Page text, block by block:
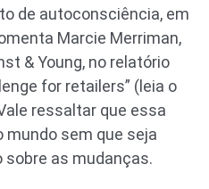
de autoconsciência, em
Marcie Merriman,
& Young, no relatório
for retailers” (leia o
ressaltar que essa
mundo sem que seja
sobre as mudanças.